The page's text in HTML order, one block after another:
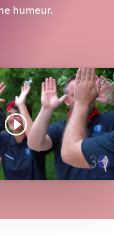
humeur.
» pour activer Youtube
J’accepte